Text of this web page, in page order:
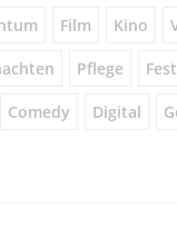
Film Kino
Pflege
Comedy Digital